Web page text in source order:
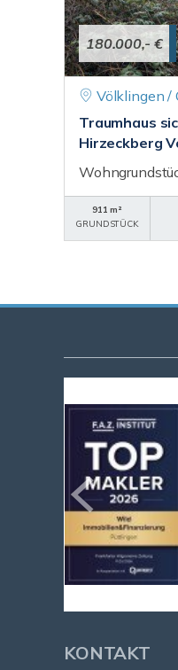
180.000,- €
Völklingen /
Traumhaus
Hirzeckberg
911 m²
GRUNDSTÜCK
KONTAKT